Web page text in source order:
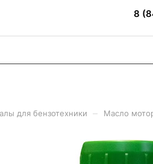
8
для бензотехники Масло
(12шт/кор)